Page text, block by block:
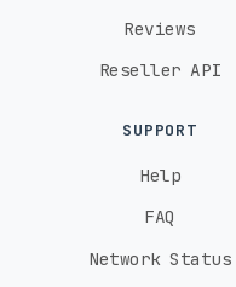
Reviews
Reseller API
SUPPORT
Help
FAQ
Network Status